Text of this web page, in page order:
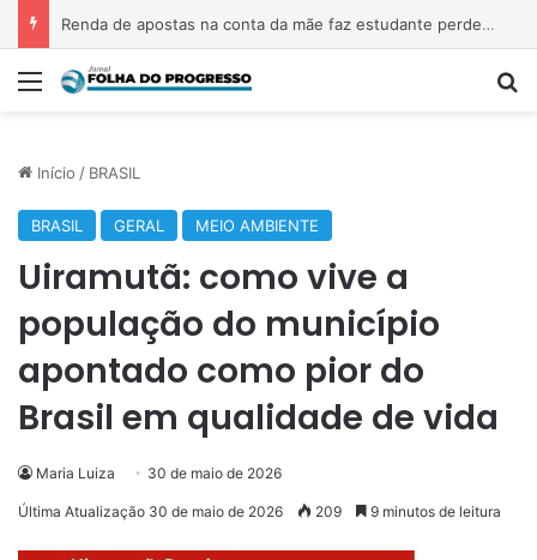
Renda de apostas na conta da mãe faz estudante perder bolsa do Prouni
Menu
Início / BRASIL
BRASIL GERAL MEIO AMBIENTE
Uiramutã: como vive a
população do município
apontado como pior do
Brasil em qualidade de vida
Maria Luiza 30 de maio de 2026
Última Atualização 30 de maio de 2026 209 9 minutos de leitura